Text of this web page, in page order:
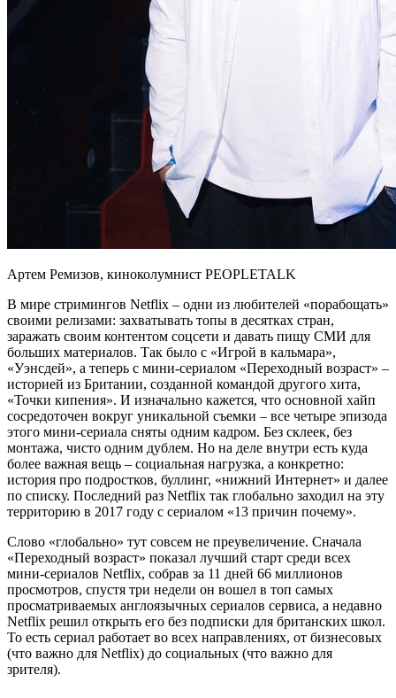
Артем Ремизов, киноколумнист PEOPLETALK
В мире стримингов Netflix – одни из любителей «порабощать»
своими релизами: захватывать топы в десятках стран,
заражать своим контентом соцсети и давать пищу СМИ для
больших материалов. Так было с «Игрой в кальмара»,
«Уэнсдей», а теперь с мини-сериалом «Переходный возраст» –
историей из Британии, созданной командой другого хита,
«Точки кипения». И изначально кажется, что основной хайп
сосредоточен вокруг уникальной съемки – все четыре эпизода
этого мини-сериала сняты одним кадром. Без склеек, без
монтажа, чисто одним дублем. Но на деле внутри есть куда
более важная вещь – социальная нагрузка, а конкретно:
история про подростков, буллинг, «нижний Интернет» и далее
по списку. Последний раз Netflix так глобально заходил на эту
территорию в 2017 году с сериалом «13 причин почему».
Слово «глобально» тут совсем не преувеличение. Сначала
«Переходный возраст» показал лучший старт среди всех
мини-сериалов Netflix, собрав за 11 дней 66 миллионов
просмотров, спустя три недели он вошел в топ самых
просматриваемых англоязычных сериалов сервиса, а недавно
Netflix решил открыть его без подписки для британских школ.
То есть сериал работает во всех направлениях, от бизнесовых
(что важно для Netflix) до социальных (что важно для
зрителя).